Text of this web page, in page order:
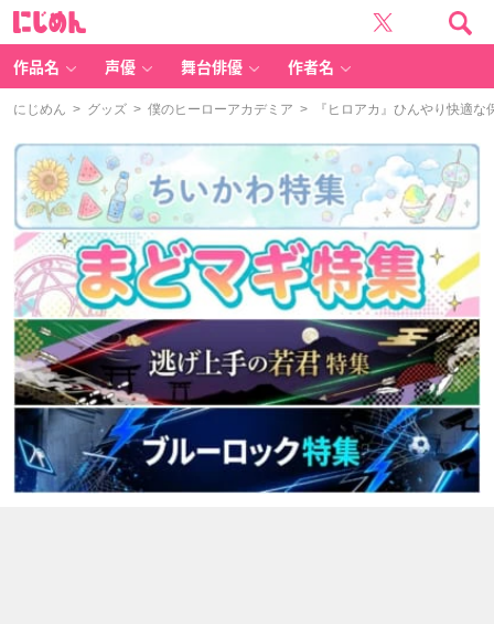
作品名 声優 舞台俳優 作者名
にじめん > グッズ > 僕のヒーローアカデミア > 『ヒロアカ』ひんやり快適な